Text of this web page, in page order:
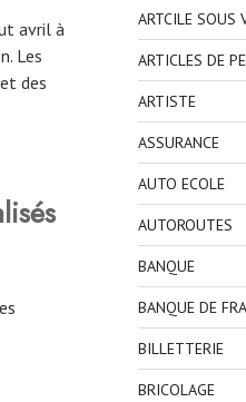
avril à
Les
des
ARTCILE SOUS
ARTICLES DE
ARTISTE
ASSURANCE
AUTO ECOLE
AUTOROUTES
BANQUE
BANQUE DE
BILLETTERIE
BRICOLAGE